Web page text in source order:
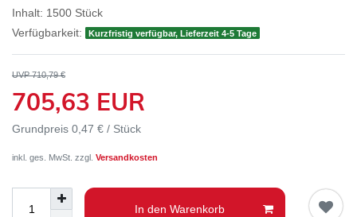
Inhalt: 1500 Stück
Verfügbarkeit:
Kurzfristig verfügbar, Lieferzeit 4-5 Tage
UVP 710,79 €
705,63 EUR
Grundpreis 0,47 € / Stück
inkl. ges. MwSt. zzgl. Versandkosten
In den Warenkorb